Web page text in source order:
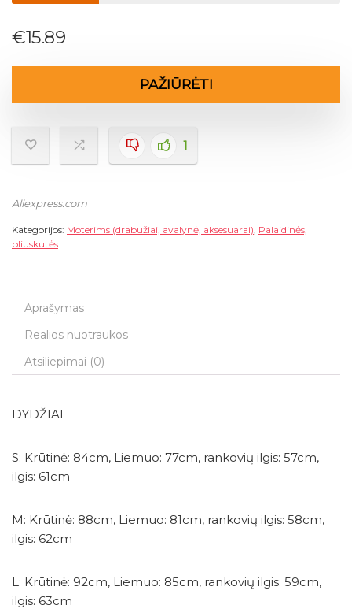
€15.89
PAŽIŪRĖTI
1
Aliexpress.com
Kategorijos: Moterims (drabužiai, avalynė, aksesuarai), Palaidinės,
bliuskutės
Aprašymas
Realios nuotraukos
Atsiliepimai (0)
DYDŽIAI
S: Krūtinė: 84cm, Liemuo: 77cm, rankovių ilgis: 57cm,
ilgis: 61cm
M: Krūtinė: 88cm, Liemuo: 81cm, rankovių ilgis: 58cm,
ilgis: 62cm
L: Krūtinė: 92cm, Liemuo: 85cm, rankovių ilgis: 59cm,
ilgis: 63cm